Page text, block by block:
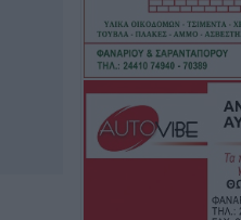
102 θέματα, σε 12
6 Αυγούστου 2026, 09:57
Ιός Δυτικού
εγχώρια
την τελευταία
6 Αυγούστου 2026, 08:52
Διακοπές
σε τμήμα του